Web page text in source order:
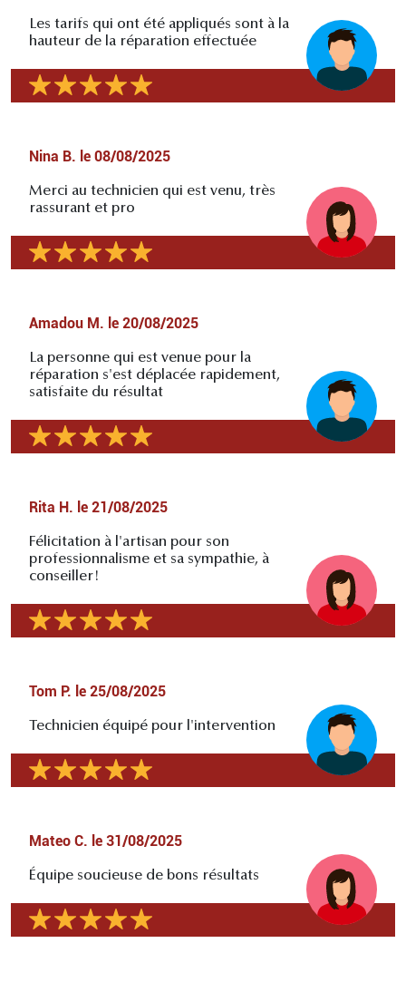
Les tarifs qui ont été appliqués sont à la
hauteur de la réparation effectuée
Nina B. le 08/08/2025
Merci au technicien qui est venu, très
rassurant et pro
Amadou M. le 20/08/2025
La personne qui est venue pour la
réparation s'est déplacée rapidement,
satisfaite du résultat
Rita H. le 21/08/2025
Félicitation à l'artisan pour son
professionnalisme et sa sympathie, à
conseiller!
Tom P. le 25/08/2025
Technicien équipé pour l'intervention
Mateo C. le 31/08/2025
Équipe soucieuse de bons résultats